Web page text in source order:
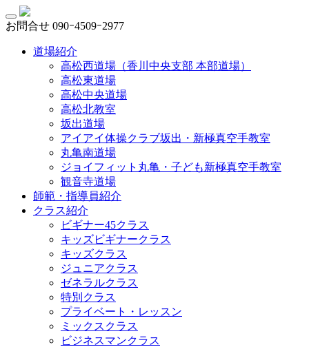
お問合せ 090ｰ4509ｰ2977
道場紹介
高松西道場（香川中央支部 本部道場）
高松東道場
高松中央道場
高松北教室
坂出道場
アイアイ体操クラブ坂出・新極真空手教室
丸亀南道場
ジョイフィット丸亀・子ども新極真空手教室
観音寺道場
師範・指導員紹介
クラス紹介
ビギナー45クラス
キッズビギナークラス
キッズクラス
ジュニアクラス
ゼネラルクラス
特別クラス
プライベート・レッスン
ミックスクラス
ビジネスマンクラス